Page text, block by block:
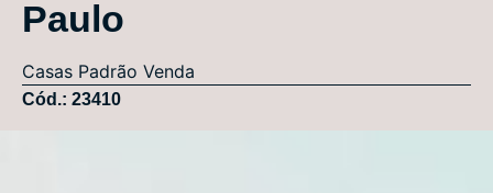
Paulo
Casas Padrão Venda
Cód.: 23410